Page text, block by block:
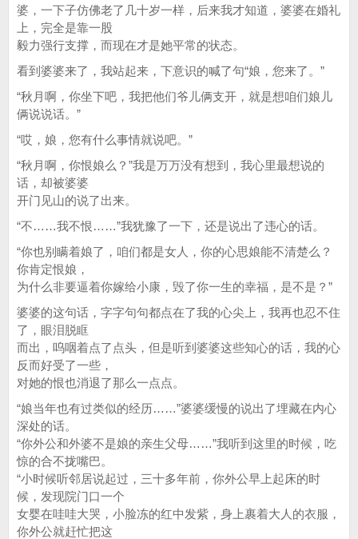
婆，一下子仿佛老了几十岁一样，后来我才知道，婆婆在婚礼
上，完全是靠一股
毅力强行支撑，而现在才是她平常的状态。
看到婆婆来了，我站起来，下意识的喊了句“娘，您来了。”
“秋月啊，你坐下吧，我把他们爷儿俩支开，就是想咱们娘儿
俩说说话。”
“哎，娘，您有什么事情就说吧。”
“秋月啊，你恨娘么？”我是万万没有想到，我心里最想说的
话，却被婆婆
开门见山的说了出来。
“不……我不恨……”我犹豫了一下，还是说出了违心的话。
“你也别瞒着娘了，咱们都是女人，你的心思娘能不清楚么？
你肯定恨娘，
为什么非要逼着你嫁给小康，毁了你一生的幸福，是不是？”
婆婆的这句话，字字句句都点在了我的心尖上，我再也忍不住
了，眼泪脱眶
而出，呜咽着点了点头，但是听到婆婆这些知心的话，我的心
反而好受了一些，
对她的恨也消退了那么一点点。
“娘当年也有过类似的经历……”婆婆缓慢的说出了埋藏在内心
深处的话。
“你外公和外婆不是娘的亲生父母……”我听到这里的时候，吃
惊的合不拢嘴巴。
“小时候听邻居说起过，三十多年前，你外公早上起床的时
候，发现院门口一个
女婴在哇哇大哭，小脸冻的红中发紫，身上裹着大人的衣服，
你外公就赶忙把这